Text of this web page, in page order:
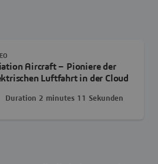
Aircraft – Pioniere der
Luftfahrt in der Cloud
Duration 2 minutes 11 Sekunden